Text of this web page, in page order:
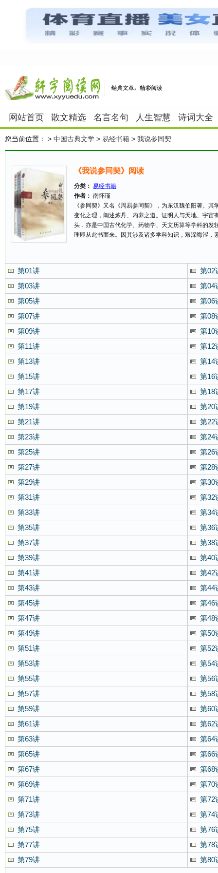
网站首页 散文精选 名言名句 人生智慧 诗词大全
您当前位置： > 中国古典文学 > 易经书籍 > 我说参同契
《我说参同契》阅读
分类： 易经书籍
作者： 南怀瑾
《参同契》又名《周易参同契》，为东汉魏伯阳著。
变化之理，阐述炼丹、内养之道。证明人与天地、宇
头．亦是中国古代化学、药物学、天文历算等学科的发
理即从此书而来。因其涉及诸多学科知识，艰深晦涩，
第01讲
第02
第03讲
第04
第05讲
第06
第07讲
第08
第09讲
第10
第11讲
第12
第13讲
第14
第15讲
第16
第17讲
第18
第19讲
第20
第21讲
第22
第23讲
第24
第25讲
第26
第27讲
第28
第29讲
第30
第31讲
第32
第33讲
第34
第35讲
第36
第37讲
第38
第39讲
第40
第41讲
第42
第43讲
第44
第45讲
第46
第47讲
第48
第49讲
第50
第51讲
第52
第53讲
第54
第55讲
第56
第57讲
第58
第59讲
第60
第61讲
第62
第63讲
第64
第65讲
第66
第67讲
第68
第69讲
第70
第71讲
第72
第73讲
第74
第75讲
第76
第77讲
第78
第79讲
第80